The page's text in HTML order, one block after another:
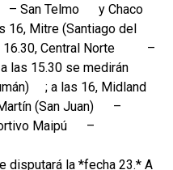
– San Telmo
y Chaco
16, Mitre (Santiago del
16.30, Central Norte
–
las 15.30 se medirán
; a las 16, Midland
(San Juan)
–
Maipú
–
disputará la *fecha 23.* A